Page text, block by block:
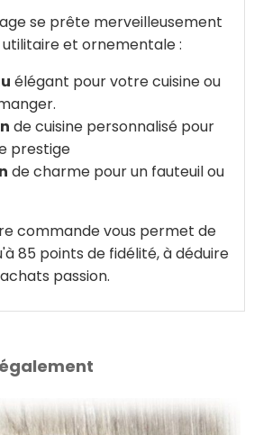
se prête merveilleusement
et ornementale :
élégant pour votre cuisine ou
de cuisine personnalisé pour
prestige
de charme pour un fauteuil ou
commande vous permet de
85 points de fidélité, à déduire
passion.